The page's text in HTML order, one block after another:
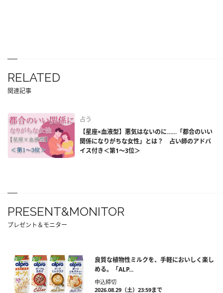
RELATED
関連記事
占う
【星座×血液型】悪気はないのに……「都合のいい
関係になりがちな女性」とは？ 占い師のアドバ
イス付き＜第1～3位＞
PRESENT&MONITOR
プレゼント＆モニター
良質な植物性ミルクを、手軽においしく楽し
める。「ALP...
申込締切
2026.08.29（土）23:59まで